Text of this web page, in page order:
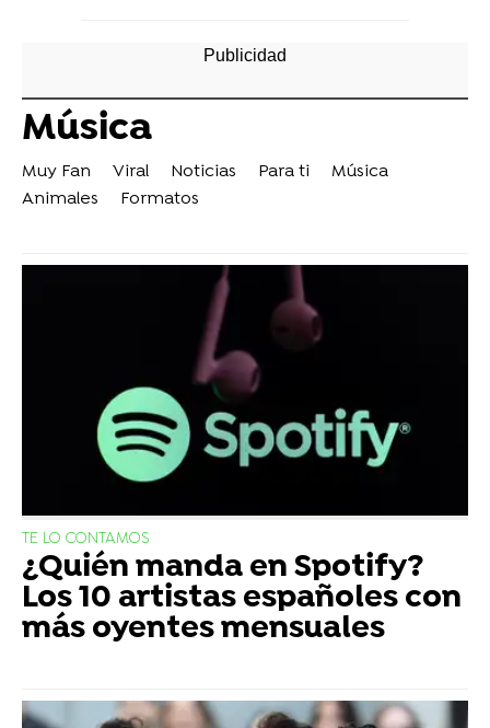
Música
Muy Fan Viral Noticias Para ti
Música
Animales
Formatos
TE LO CONTAMOS
¿Quién manda en Spotify?
Los 10 artistas españoles con
más oyentes mensuales